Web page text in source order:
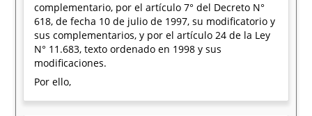
complementario, por el artículo 7° del Decreto N°
618, de fecha 10 de julio de 1997, su modificatorio y
sus complementarios, y por el artículo 24 de la Ley
N° 11.683, texto ordenado en 1998 y sus
modificaciones.
Por ello,